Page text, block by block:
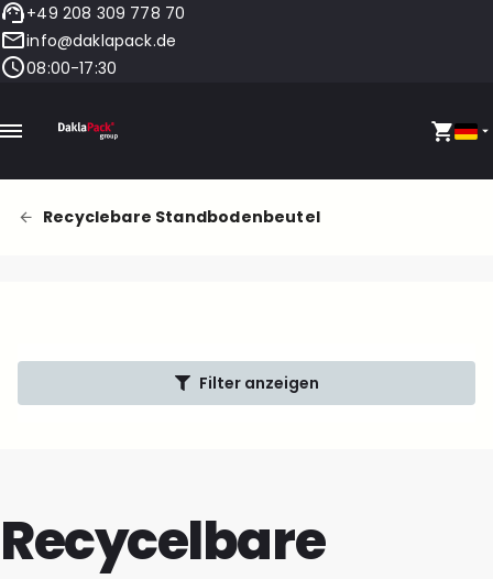
+49 208 309 778 70
info@daklapack.de
08:00-17:30
Recyclebare Standbodenbeutel
Filter anzeigen
Recycelbare